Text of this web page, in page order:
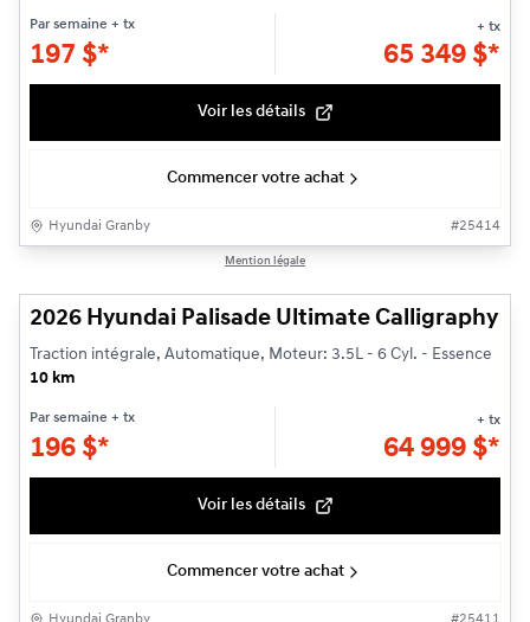
Par semaine + tx
197 $*
+ tx
65 349 $*
Voir les détails
Commencer votre achat
Hyundai Granby #25414
Mention légale
2026 Hyundai Palisade Ultimate Calligraphy
Traction intégrale, Automatique, Moteur: 3.5L - 6 Cyl. - Essence
10 km
Par semaine + tx
196 $*
+ tx
64 999 $*
Voir les détails
Commencer votre achat